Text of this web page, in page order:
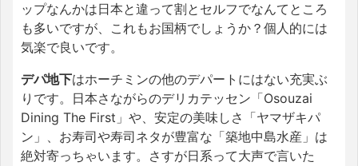
ップなんかは日本と違って割とセルフでなんてところ
も多いですが、これもお国柄でしょうか？個人的には
気楽で良いです。
デパ地下はホーチミンの他のデパートにはない充実ぶ
りです。日本さながらのデリカテッセン「Osouzai
Dining The First」や、安定の美味しさ「ヤマザキパ
ン」、お寿司や寿司ネタが豊富な「築地中島水産」は
絶対寄っちゃいます。さすが日系って大声で言いた